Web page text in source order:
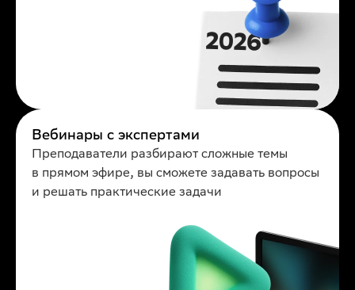
Вебинары с экспертами
Преподаватели разбирают сложные темы
в прямом эфире, вы сможете задавать вопросы
и решать практические задачи